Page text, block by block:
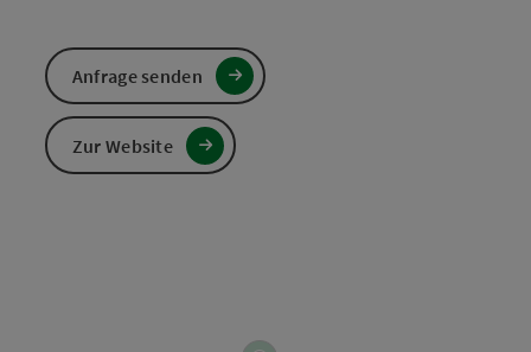
Anfrage senden
Zur Website